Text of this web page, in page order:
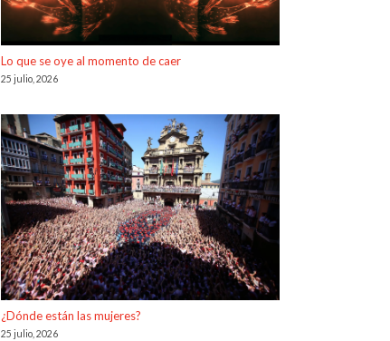
Lo que se oye al momento de caer
25 julio, 2026
¿Dónde están las mujeres?
25 julio, 2026